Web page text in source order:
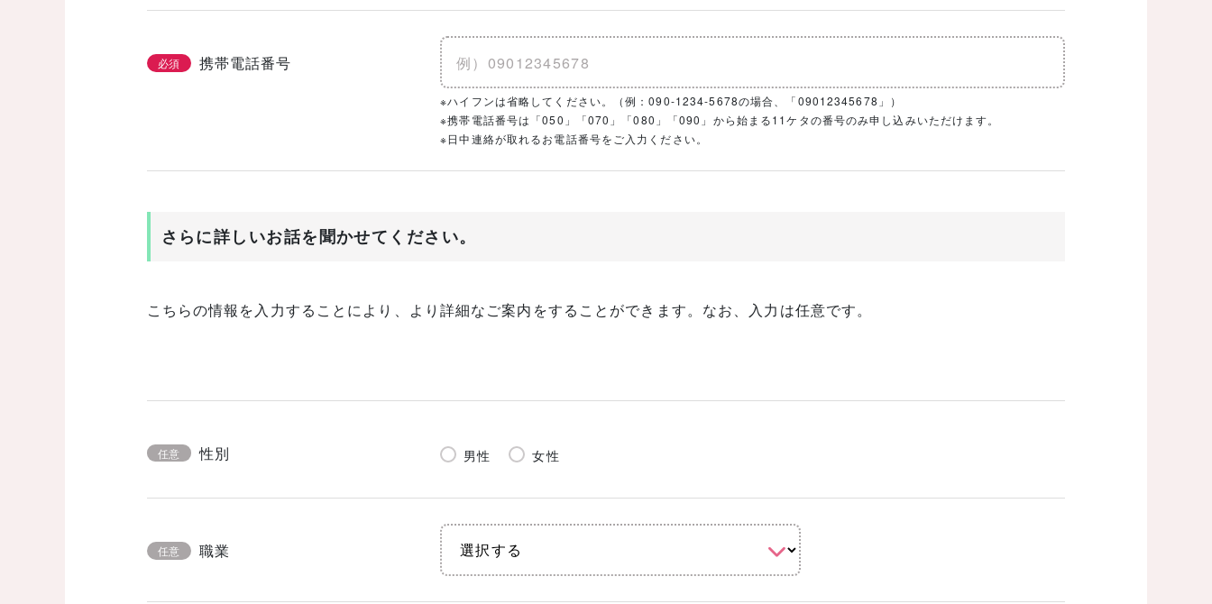
必須 携帯電話番号
※ハイフンは省略してください。（例：090-1234-5678の場合、「09012345678」）
※携帯電話番号は「050」「070」「080」「090」から始まる11ケタの番号のみ申し込みいただけます。
※日中連絡が取れるお電話番号をご入力ください。
さらに詳しいお話を聞かせてください。
こちらの情報を入力することにより、より詳細なご案内をすることができます。なお、入力は任意です。
任意 性別 男性 女性
任意 職業